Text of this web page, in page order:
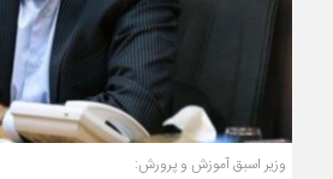
وزیر اسبق آموزش و پرورش: